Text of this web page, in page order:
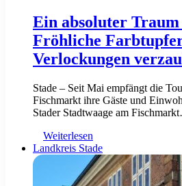
Ein absoluter
Fröhliche
Verlockungen
Stade – Seit Mai empfängt die
Fischmarkt ihre Gäste und
Stader Stadtwaage am
Weiterlesen
Landkreis Stade